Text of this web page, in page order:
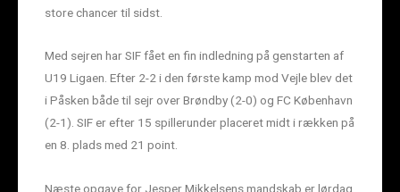
store chancer til sidst.
Med sejren har SIF fået en fin indledning på genstarten af
U19 Ligaen. Efter 2-2 i den første kamp mod Vejle blev det
i Påsken både til sejr over Brøndby (2-0) og FC København
(2-1). SIF er efter 15 spillerunder placeret midt i rækken på
en 8. plads med 21 point.
Næste opgave for Jesper Mikkelsens mandskab er lørdag